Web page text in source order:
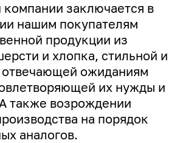
заключается в
нашим покупателям
продукции из
и хлопка, стильной и
ожиданиям
их нужды и
также возрождении
на порядок
аналогов.